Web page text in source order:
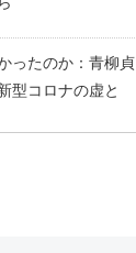
ったのか：青柳貞
型コロナの虚と